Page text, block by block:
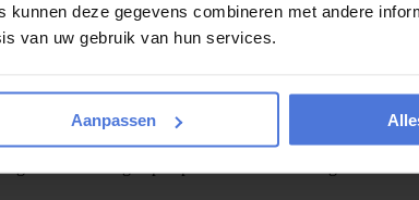
deze gegevens combineren met andere
van uw gebruik van hun services.
Aanpassen
we de winnaar bekend!
De afgelopen periode kon u via Magic Movers